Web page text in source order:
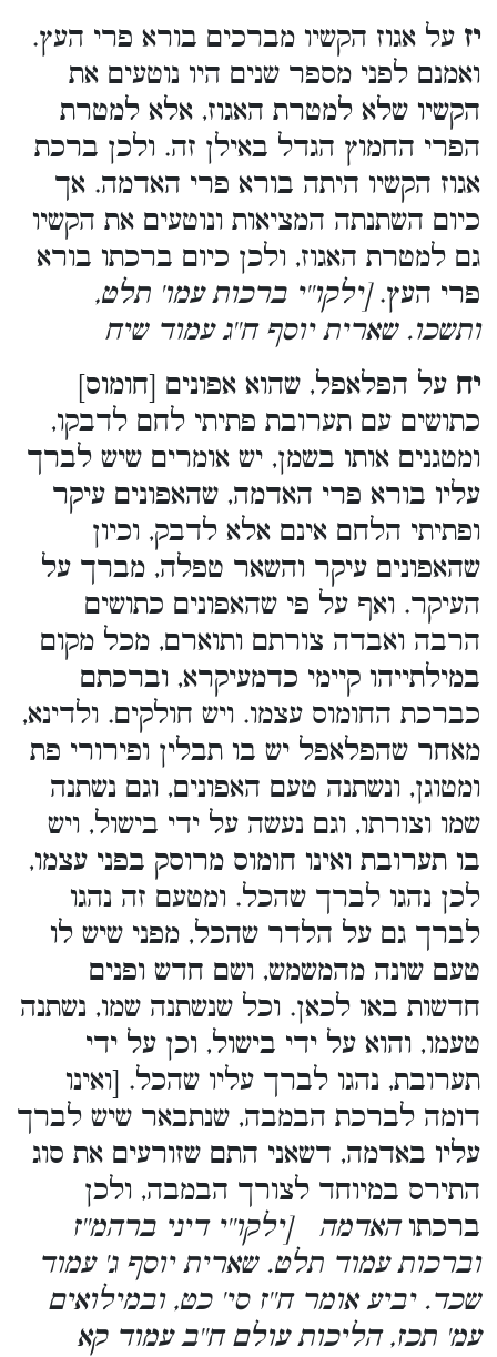
יז על אגוז הקשיו מברכים בורא פרי העץ.
ואמנם לפני מספר שנים היו נוטעים את
הקשיו שלא למטרת האגוז, אלא למטרת
הפרי החמוץ הגדל באילן זה. ולכן ברכת
אגוז הקשיו היתה בורא פרי האדמה. אך
כיום השתנתה המציאות ונוטעים את הקשיו
גם למטרת האגוז, ולכן כיום ברכתו בורא
פרי העץ.[ילקו''י ברכות עמו' תלט,
ותשכו. שארית יוסף ח''ג עמוד שיח
יח על הפלאפל, שהוא אפונים [חומוס]
כתושים עם תערובת פתיתי לחם לדבקו,
ומטגנים אותו בשמן, יש אומרים שיש לברך
עליו בורא פרי האדמה, שהאפונים עיקר
ופתיתי הלחם אינם אלא לדבק, וכיון
שהאפונים עיקר והשאר טפלה, מברך על
העיקר. ואף על פי שהאפונים כתושים
הרבה ואבדה צורתם ותוארם, מכל מקום
במילתייהו קיימי כדמעיקרא, וברכתם
כברכת החומוס עצמו. ויש חולקים. ולדינא,
מאחר שהפלאפל יש בו תבלין ופירורי פת
ומטוגן, ונשתנה טעם האפונים, וגם נשתנה
שמו וצורתו, וגם נעשה על ידי בישול, ויש
בו תערובת ואינו חומוס מרוסק בפני עצמו,
לכן נהגו לברך שהכל. ומטעם זה נהגו
לברך גם על הלדר שהכל, מפני שיש לו
טעם שונה מהמשמש, ושם חדש ופנים
חדשות באו לכאן. וכל שנשתנה שמו, נשתנה
טעמו, והוא על ידי בישול, וכן על ידי
תערובת, נהגו לברך עליו שהכל. [ואינו
דומה לברכת הבמבה, שנתבאר שיש לברך
עליו באדמה, דשאני התם שזורעים את סוג
התירס במיוחד לצורך הבמבה, ולכן
ברכתוהאדמה [ילקו''י דיני ברהמ''ז
וברכות עמוד תלט. שארית יוסף ג' עמוד
שכד. יביע אומר ח''ז סי' כט, ובמילואים
עמ' תכז, הליכות עולם ח''ב עמוד קא